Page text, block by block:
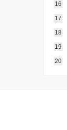
16
17
18
19
20